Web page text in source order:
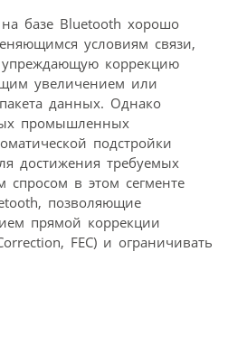
базе Bluetooth хорошо
условиям связи,
коррекцию
увеличением или
данных. Однако
промышленных
подстройки
достижения требуемых
спросом в этом сегменте
позволяющие
прямой коррекции
FEC) и ограничивать